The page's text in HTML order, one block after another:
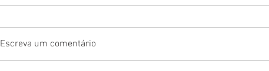
Escreva um comentário